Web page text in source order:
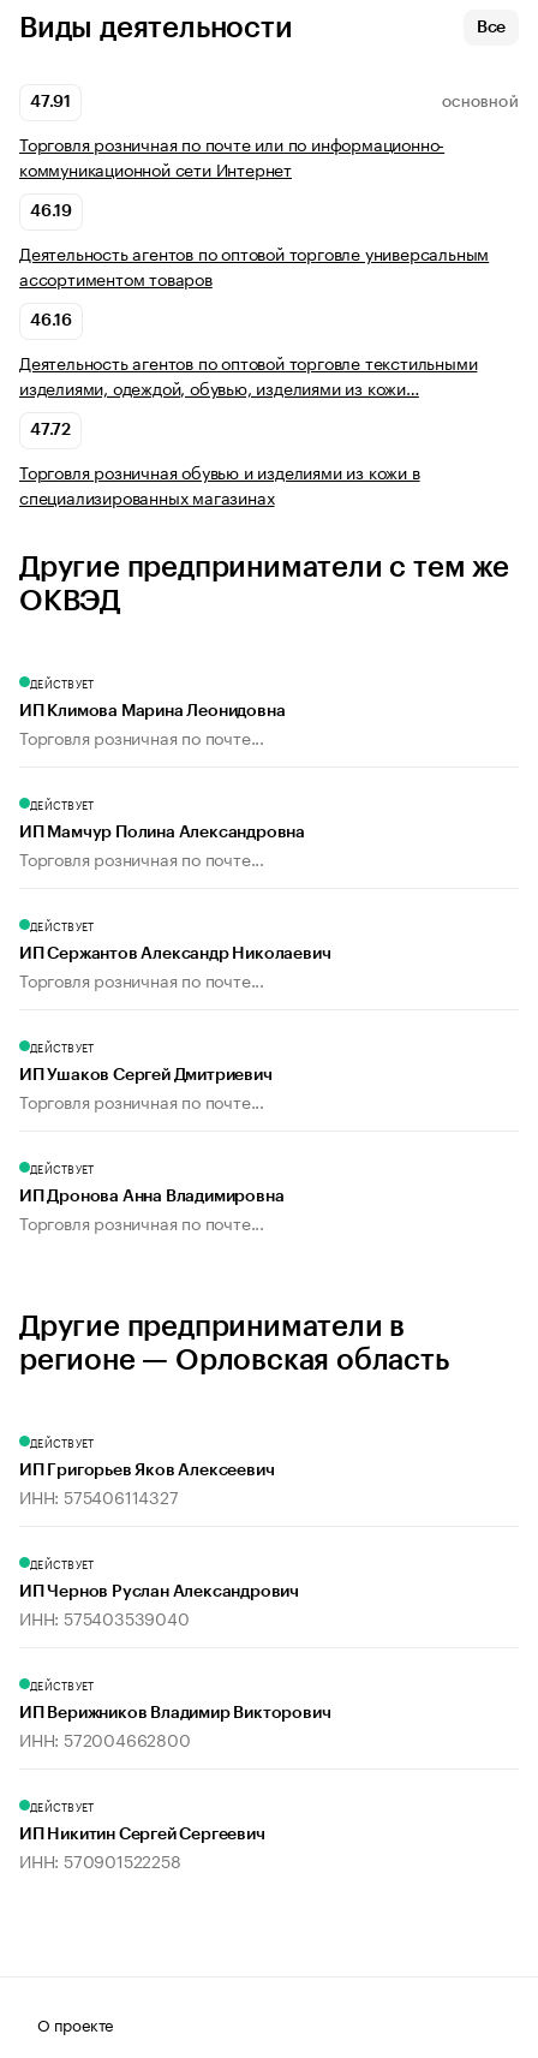
Виды деятельности Все
47.91 ОСНОВНОЙ
Торговля розничная по почте или по информационно-
коммуникационной сети Интернет
46.19
Деятельность агентов по оптовой торговле универсальным
ассортиментом товаров
46.16
Деятельность агентов по оптовой торговле текстильными
изделиями, одеждой, обувью, изделиями из кожи…
47.72
Торговля розничная обувью и изделиями из кожи в
специализированных магазинах
Другие предприниматели с тем же
ОКВЭД
ДЕЙСТВУЕТ
ИП Климова Марина Леонидовна
Торговля розничная по почте...
ДЕЙСТВУЕТ
ИП Мамчур Полина Александровна
Торговля розничная по почте...
ДЕЙСТВУЕТ
ИП Сержантов Александр Николаевич
Торговля розничная по почте...
ДЕЙСТВУЕТ
ИП Ушаков Сергей Дмитриевич
Торговля розничная по почте...
ДЕЙСТВУЕТ
ИП Дронова Анна Владимировна
Торговля розничная по почте...
Другие предприниматели в
регионе — Орловская область
ДЕЙСТВУЕТ
ИП Григорьев Яков Алексеевич
ИНН: 575406114327
ДЕЙСТВУЕТ
ИП Чернов Руслан Александрович
ИНН: 575403539040
ДЕЙСТВУЕТ
ИП Верижников Владимир Викторович
ИНН: 572004662800
ДЕЙСТВУЕТ
ИП Никитин Сергей Сергеевич
ИНН: 570901522258
О проекте